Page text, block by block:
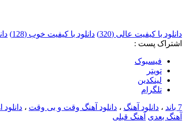
دانلود با کیفیت عالی (320) دانلود با کیفیت خوب (128)
اشتراک پست :
فيسبوک
تويتر
لینکدین
تلگرام
7 باند ، دانلود آهنگ ، دانلود آهنگ وقت و بی وقت ، دانلود
آهنگ بعدی آهنگ قبلی